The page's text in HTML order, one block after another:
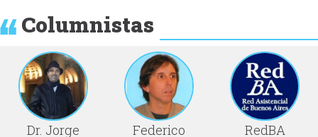
Columnistas
Dr. Jorge
Federico
RedBA